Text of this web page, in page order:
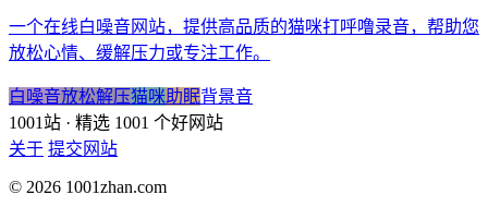
一个在线白噪音网站，提供高品质的猫咪打呼噜录音，帮助您
放松心情、缓解压力或专注工作。
白噪音放松解压猫咪助眠背景音
1001站 · 精选 1001 个好网站
关于 提交网站
© 2026 1001zhan.com